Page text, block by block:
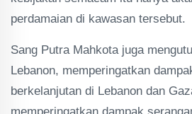
perdamaian di kawasan tersebut.
Sang Putra Mahkota juga
Lebanon, memperingatkan
berkelanjutan di Lebanon dan